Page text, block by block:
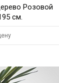
Розовой
см.